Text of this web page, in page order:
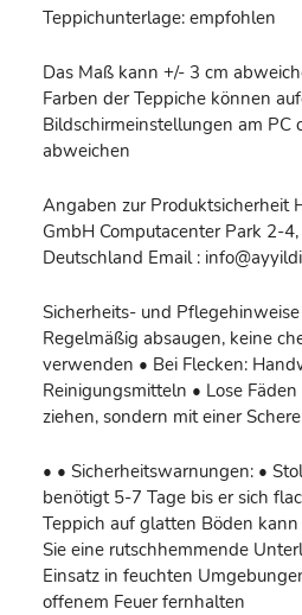
Teppichunterlage: empfohlen
Das Maß kann +/- 3 cm
Farben der Teppiche können
Bildschirmeinstellungen am PC
abweichen
Angaben zur Produktsicherheit
GmbH Computacenter Park 2-
Deutschland Email :
Sicherheits- und
Regelmäßig absaugen, keine
verwenden • Bei Flecken:
Reinigungsmitteln • Lose
ziehen, sondern mit einer
• • Sicherheitswarnungen: •
benötigt 5-7 Tage bis er sich
Teppich auf glatten Böden
Sie eine rutschhemmende
Einsatz in feuchten
offenem Feuer fernhalten